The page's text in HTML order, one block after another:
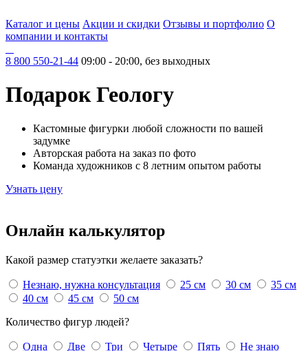
Каталог и цены Акции и скидки Отзывы и портфолио О
компании и контакты
8 800 550-21-44 09:00 - 20:00, без выходных
Подарок Геологу
Кастомные фигурки любой сложности по вашей
задумке
Авторская работа на заказ по фото
Команда художников с 8 летним опытом работы
Узнать цену
Онлайн калькулятор
Какой размер статуэтки желаете заказать?
Незнаю, нужна консультация 25 см 30 см
35 см
40 см
45 см
50 см
Количество фигур людей?
Одна Две Три Четыре Пять
Не знаю